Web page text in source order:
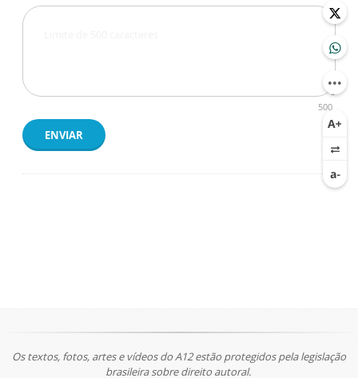
500
ENVIAR
Os textos, fotos, artes e vídeos do A12 estão protegidos pela legislação
brasileira sobre direito autoral.